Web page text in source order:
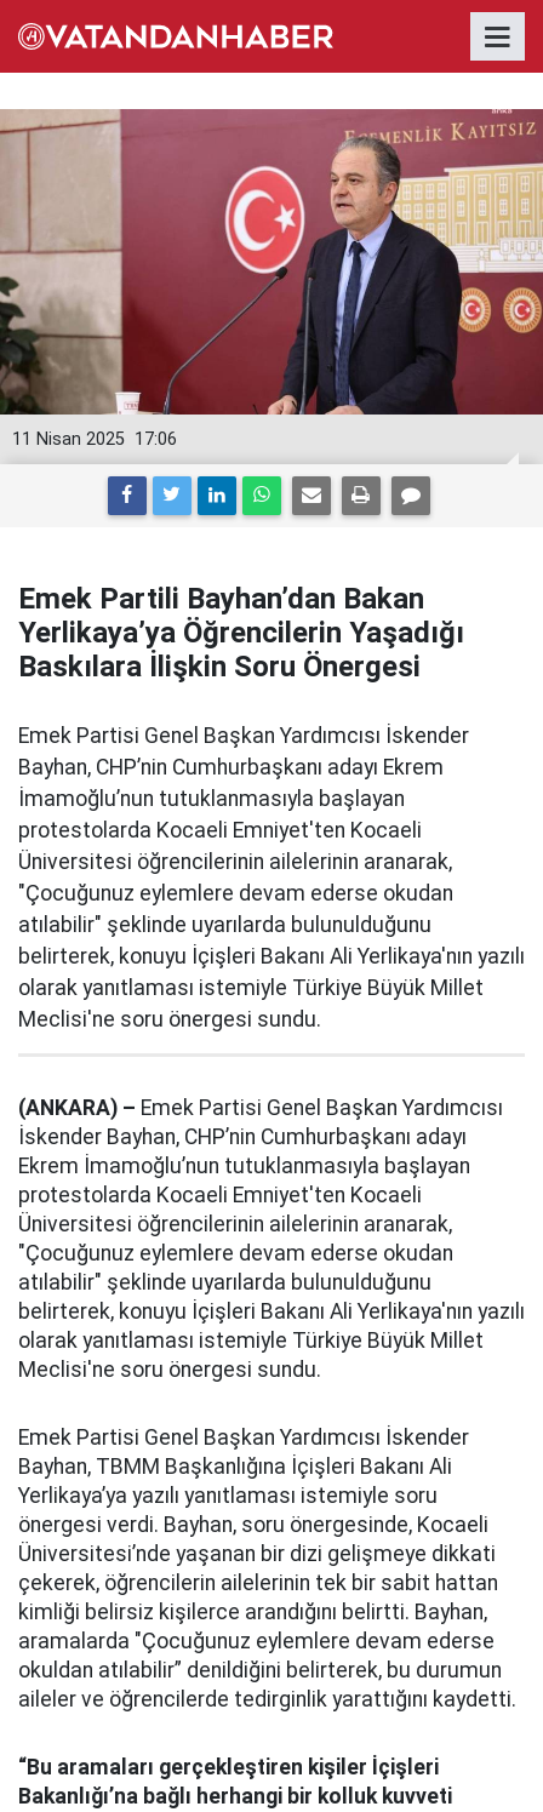
17:06
11 Nisan 2025
Emek Partili Bayhan’dan Bakan
Yerlikaya’ya Öğrencilerin Yaşadığı
Baskılara İlişkin Soru Önergesi
Emek Partisi Genel Başkan Yardımcısı İskender
Bayhan, CHP’nin Cumhurbaşkanı adayı Ekrem
İmamoğlu’nun tutuklanmasıyla başlayan
protestolarda Kocaeli Emniyet'ten Kocaeli
Üniversitesi öğrencilerinin ailelerinin aranarak,
"Çocuğunuz eylemlere devam ederse okudan
atılabilir" şeklinde uyarılarda bulunulduğunu
belirterek, konuyu İçişleri Bakanı Ali Yerlikaya'nın yazılı
olarak yanıtlaması istemiyle Türkiye Büyük Millet
Meclisi'ne soru önergesi sundu.
(ANKARA) – Emek Partisi Genel Başkan Yardımcısı
İskender Bayhan, CHP’nin Cumhurbaşkanı adayı
Ekrem İmamoğlu’nun tutuklanmasıyla başlayan
protestolarda Kocaeli Emniyet'ten Kocaeli
Üniversitesi öğrencilerinin ailelerinin aranarak,
"Çocuğunuz eylemlere devam ederse okudan
atılabilir" şeklinde uyarılarda bulunulduğunu
belirterek, konuyu İçişleri Bakanı Ali Yerlikaya'nın yazılı
olarak yanıtlaması istemiyle Türkiye Büyük Millet
Meclisi'ne soru önergesi sundu.
Emek Partisi Genel Başkan Yardımcısı İskender
Bayhan, TBMM Başkanlığına İçişleri Bakanı Ali
Yerlikaya’ya yazılı yanıtlaması istemiyle soru
önergesi verdi. Bayhan, soru önergesinde, Kocaeli
Üniversitesi’nde yaşanan bir dizi gelişmeye dikkati
çekerek, öğrencilerin ailelerinin tek bir sabit hattan
kimliği belirsiz kişilerce arandığını belirtti. Bayhan,
aramalarda "Çocuğunuz eylemlere devam ederse
okuldan atılabilir” denildiğini belirterek, bu durumun
aileler ve öğrencilerde tedirginlik yarattığını kaydetti.
“Bu aramaları gerçekleştiren kişiler İçişleri
Bakanlığı’na bağlı herhangi bir kolluk kuvveti